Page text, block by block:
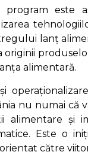
este
lanț
originii
alimentară.
nu numai că
alimentare și
Este o
către